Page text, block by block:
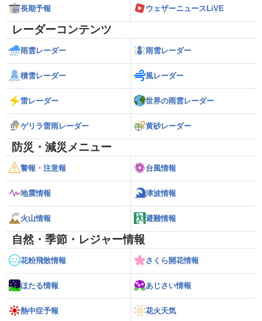
長期予報 ウェザーニュースLiVE
レーダーコンテンツ
雨雲レーダー 雨雪レーダー
積雪レーダー 風レーダー
雷レーダー 世界の雨雲レーダー
ゲリラ雷雨レーダー 黄砂レーダー
防災・減災メニュー
警報・注意報 台風情報
地震情報 津波情報
火山情報 避難情報
自然・季節・レジャー情報
花粉飛散情報 さくら開花情報
ほたる情報 あじさい情報
熱中症予報 花火天気